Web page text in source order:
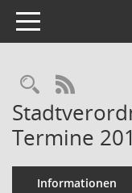
Toggle navigation
RSS-
Termine
Informationen